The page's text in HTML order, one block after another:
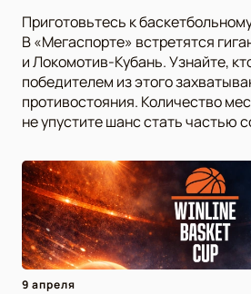
Приготовьтесь к
В «Мегаспорте» встретятся
и Локомотив-Кубань. Узнайте,
победителем из этого
противостояния. Количество
не упустите шанс стать частью
9 апреля